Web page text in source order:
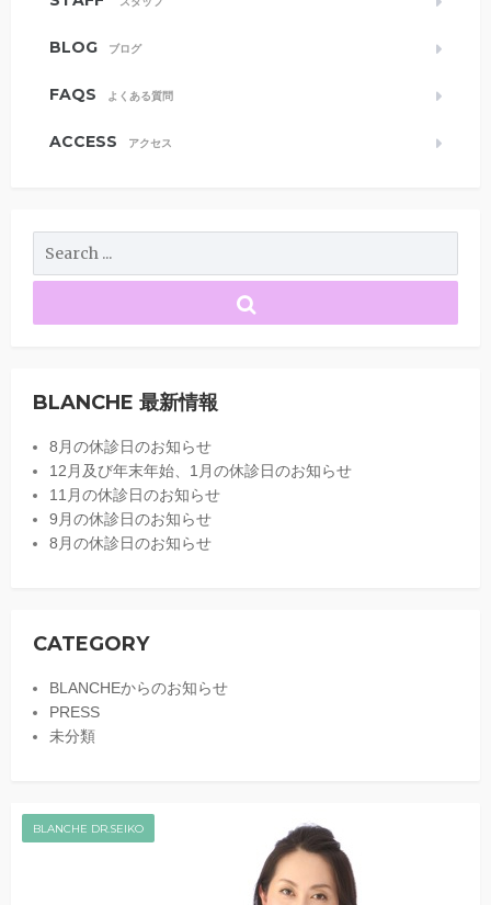
BLOG ブログ
FAQS よくある質問
ACCESS アクセス
BLANCHE 最新情報
8月の休診日のお知らせ
12月及び年末年始、1月の休診日のお知らせ
11月の休診日のお知らせ
9月の休診日のお知らせ
8月の休診日のお知らせ
CATEGORY
BLANCHEからのお知らせ
PRESS
未分類
BLANCHE DR.SEIKO